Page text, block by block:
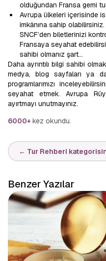
olduğundan Fransa gemi
Avrupa ülkeleri içerisinde
imkânına sahip olabilirsiniz.
SNCF’den biletlerinizi
Fransaya seyahat
sahibi olmanız şart…
Daha ayrıntılı bilgi sahibi
medya, blog sayfaları ya
programlarımızı
seyahat etmek. Avrupa
ayırtmayı unutmayınız.
6000+ kez okundu.
← Tur Rehberi
Benzer Yazılar